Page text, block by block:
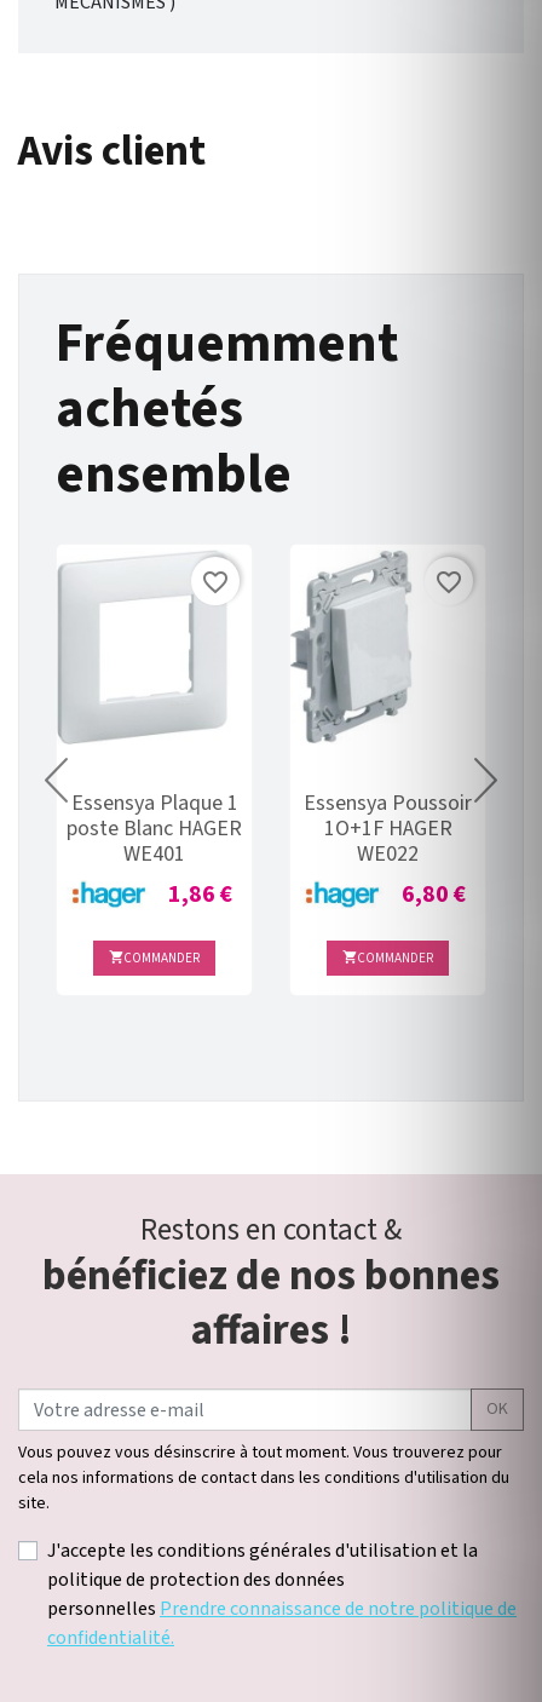
Avis client
Fréquemment
achetés
ensemble
Essensya Plaque 1
poste Blanc HAGER
WE401
Prix
1,86 €
COMMANDER
favorite_border
Essensya Poussoir
1O+1F HAGER
WE022
Prix
6,80 €
COMMANDER
favorite_border
Restons en contact &
bénéficiez de nos bonnes
affaires !
OK
Vous pouvez vous désinscrire à tout moment. Vous trouverez pour
cela nos informations de contact dans les conditions d'utilisation du
site.
J'accepte les conditions générales d'utilisation et la
politique de protection des données
personnelles Prendre connaissance de notre politique de
confidentialité.